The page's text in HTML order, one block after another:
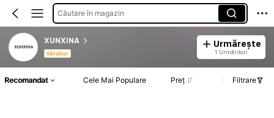
Căutare în magazin
XUNXINA
Vânzător
Urmărește
1 Urmăritori
Recomandat Cele Mai Populare Preț Filtrare